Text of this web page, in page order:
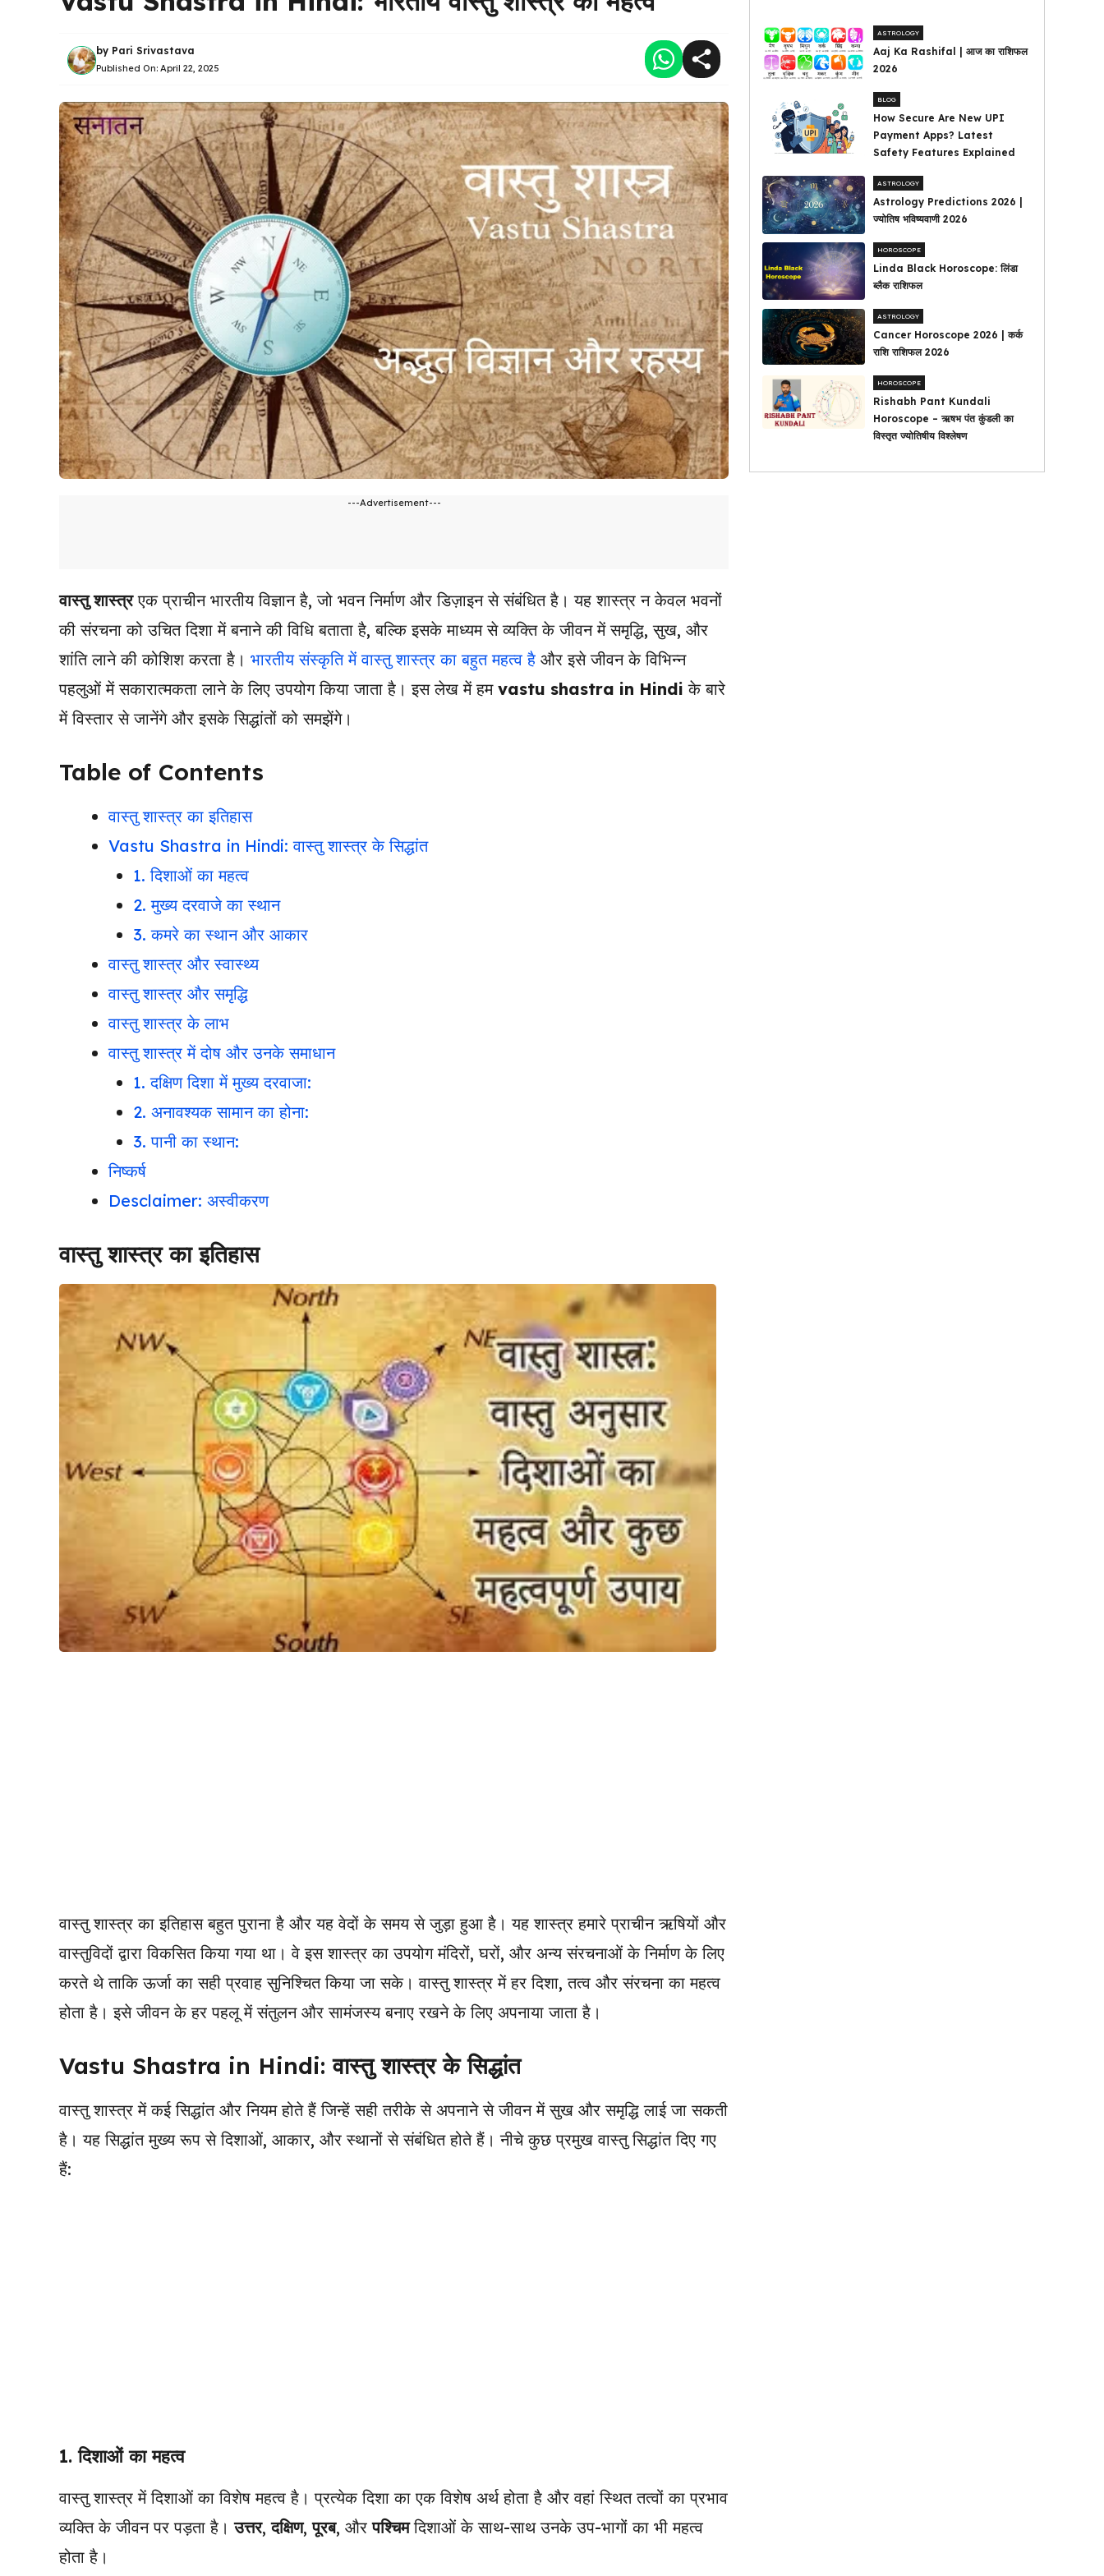
by Pari Srivastava
Published On: April 22, 2025
---Advertisement---
वास्तु शास्त्रएक प्राचीन भारतीय विज्ञान है, जो भवन निर्माण और डिज़ाइन से संबंधित है। यह शास्त्र न केवल भवनों
की संरचना को उचित दिशा में बनाने की विधि बताता है, बल्कि इसके माध्यम से व्यक्ति के जीवन में समृद्धि, सुख, और
शांति लाने की कोशिश करता है। भारतीय संस्कृति में वास्तु शास्त्र का बहुत महत्व है और इसे जीवन के विभिन्न
पहलुओं में सकारात्मकता लाने के लिए उपयोग किया जाता है। इस लेख में हम vastu shastra in Hindi के बारे
में विस्तार से जानेंगे और इसके सिद्धांतों को समझेंगे।
Table of Contents
वास्तु शास्त्र का इतिहास
Vastu Shastra in Hindi: वास्तु शास्त्र के सिद्धांत
1. दिशाओं का महत्व
2. मुख्य दरवाजे का स्थान
3. कमरे का स्थान और आकार
वास्तु शास्त्र और स्वास्थ्य
वास्तु शास्त्र और समृद्धि
वास्तु शास्त्र के लाभ
वास्तु शास्त्र में दोष और उनके समाधान
1. दक्षिण दिशा में मुख्य दरवाजा:
2. अनावश्यक सामान का होना:
3. पानी का स्थान:
निष्कर्ष
Desclaimer: अस्वीकरण
वास्तु शास्त्र का इतिहास
वास्तु शास्त्र का इतिहास बहुत पुराना है और यह वेदों के समय से जुड़ा हुआ है। यह शास्त्र हमारे प्राचीन ऋषियों और
वास्तुविदों द्वारा विकसित किया गया था। वे इस शास्त्र का उपयोग मंदिरों, घरों, और अन्य संरचनाओं के निर्माण के लिए
करते थे ताकि ऊर्जा का सही प्रवाह सुनिश्चित किया जा सके। वास्तु शास्त्र में हर दिशा, तत्व और संरचना का महत्व
होता है। इसे जीवन के हर पहलू में संतुलन और सामंजस्य बनाए रखने के लिए अपनाया जाता है।
Vastu Shastra in Hindi: वास्तु शास्त्र के सिद्धांत
वास्तु शास्त्र में कई सिद्धांत और नियम होते हैं जिन्हें सही तरीके से अपनाने से जीवन में सुख और समृद्धि लाई जा सकती
है। यह सिद्धांत मुख्य रूप से दिशाओं, आकार, और स्थानों से संबंधित होते हैं। नीचे कुछ प्रमुख वास्तु सिद्धांत दिए गए
हैं:
1.दिशाओं का महत्व
वास्तु शास्त्र में दिशाओं का विशेष महत्व है। प्रत्येक दिशा का एक विशेष अर्थ होता है और वहां स्थित तत्वों का प्रभाव
व्यक्ति के जीवन पर पड़ता है।उत्तर,दक्षिण,पूरब, औरपश्चिमदिशाओं के साथ-साथ उनके उप-भागों का भी महत्व
होता है।
ASTROLOGY
Aaj Ka Rashifal | आज का राशिफल
2026
BLOG
How Secure Are New UPI
Payment Apps? Latest
Safety Features Explained
ASTROLOGY
Astrology Predictions 2026 |
ज्योतिष भविष्यवाणी 2026
HOROSCOPE
Linda Black Horoscope: लिंडा
ब्लैक राशिफल
ASTROLOGY
Cancer Horoscope 2026 | कर्क
राशि राशिफल 2026
HOROSCOPE
Rishabh Pant Kundali
Horoscope – ऋषभ पंत कुंडली का
विस्तृत ज्योतिषीय विश्लेषण